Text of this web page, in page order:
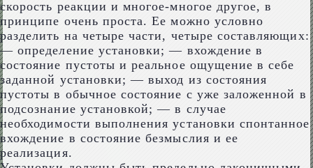
скорость реакции и многое-многое другое, в
принципе очень проста. Ее можно условно
разделить на четыре части, четыре составляющих:
— определение установки; — вхождение в
состояние пустоты и реальное ощущение в себе
заданной установки; — выход из состояния
пустоты в обычное состояние с уже заложенной в
подсознание установкой; — в случае
необходимости выполнения установки спонтанное
вхождение в состояние безмыслия и ее
реализация.